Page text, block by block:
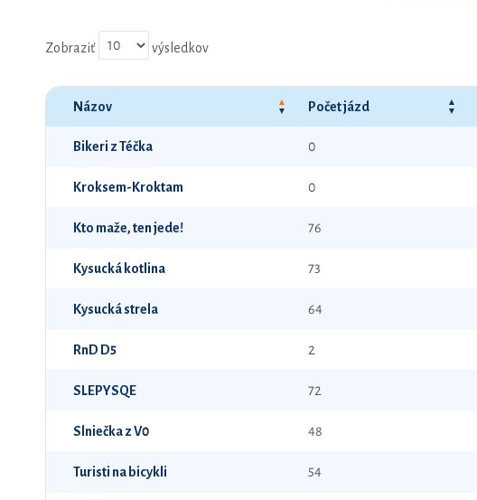
Zobraziť výsledkov
Názov Počet jázd
Bikeri z Téčka 0
Kroksem-Kroktam 0
Kto maže, ten jede! 76
Kysucká kotlina 73
Kysucká strela 64
RnD D5 2
SLEPYSQE 72
Slniečka z V0 48
Turisti na bicykli 54